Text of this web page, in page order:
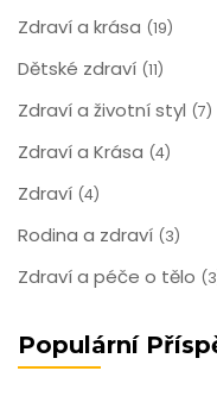
Zdraví a krása (19)
Dětské zdraví (11)
Zdraví a životní styl (7)
Zdraví a Krása (4)
Zdraví (4)
Rodina a zdraví (3)
Zdraví a péče o tělo
Populární